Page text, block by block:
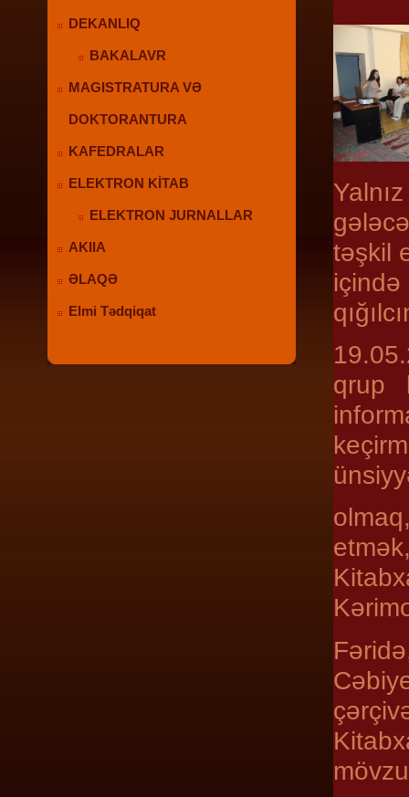
DEKANLIQ
BAKALAVR
MAGISTRATURA VƏ
DOKTORANTURA
KAFEDRALAR
ELEKTRON KİTAB
ELEKTRON JURNALLAR
AKIIA
ƏLAQƏ
Elmi Tədqiqat
təşkil
qrup